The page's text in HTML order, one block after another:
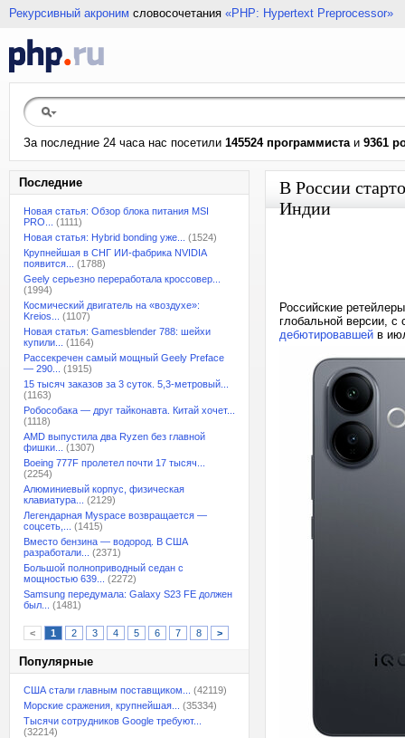
Рекурсивный акроним словосочетания «PHP: Hypertext Preprocessor»
За последние 24 часа нас посетили 145524 программистаи 9361
Последние
Новая статья: Обзор блока питания MSI
PRO...
(1111)
Новая статья: Hybrid bonding уже...
(1524)
Крупнейшая в СНГ ИИ-фабрика NVIDIA
появится...
(1788)
Geely серьезно переработала кроссовер...
(1994)
Космический двигатель на «воздухе»:
Kreios...
(1107)
Новая статья: Gamesblender 788: шейхи
купили...
(1164)
Рассекречен самый мощный Geely Preface
— 290...
(1915)
15 тысяч заказов за 3 суток. 5,3-метровый...
(1163)
Робособака — друг тайконавта. Китай хочет...
(1118)
AMD выпустила два Ryzen без главной
фишки...
(1307)
Boeing 777F пролетел почти 17 тысяч...
(2254)
Алюминиевый корпус, физическая
клавиатура...
(2129)
Легендарная Myspace возвращается —
соцсеть,...
(1415)
Вместо бензина — водород. В США
разработали...
(2371)
Большой полноприводный седан с
мощностью 639...
(2272)
Samsung передумала: Galaxy S23 FE должен
был...
(1481)
< 1 2 3 4 5 6 7 8 >
Популярные
США стали главным поставщиком...
(42119)
Морские сражения, крупнейшая...
(35334)
Тысячи сотрудников Google требуют...
(32214)
В России
Индии
Российские
глобальной версии, с
дебютировавшей в